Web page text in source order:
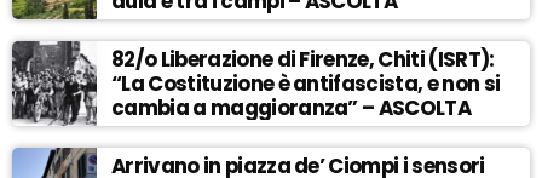
82/o Liberazione di Firenze, Chiti (ISRT):
“La Costituzione è antifascista, e non si
cambia a maggioranza” – ASCOLTA
Arrivano in piazza de’ Ciompi i sensori